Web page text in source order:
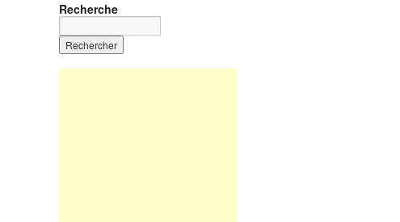
Recherche